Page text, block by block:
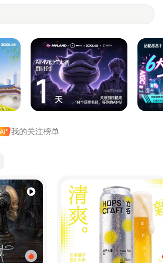
设计师们都在站酷
我的关注榜单